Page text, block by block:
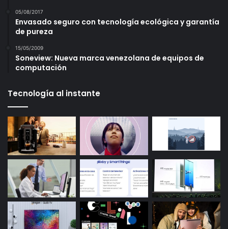
05/08/2017
Envasado seguro con tecnología ecológica y garantía
de pureza
15/05/2009
Soneview: Nueva marca venezolana de equipos de
computación
Tecnología al instante